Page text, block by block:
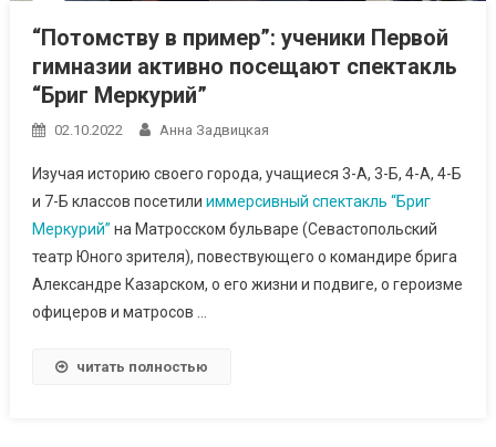
“Потомству в пример”: ученики Первой
гимназии активно посещают спектакль
“Бриг Меркурий”
02.10.2022 Анна Задвицкая
Изучая историю своего города, учащиеся 3-А, 3-Б, 4-А, 4-Б
и 7-Б классов посетили иммерсивный спектакль “Бриг
Меркурий” на Матросском бульваре (Севастопольский
театр Юного зрителя), повествующего о командире брига
Александре Казарском, о его жизни и подвиге, о героизме
офицеров и матросов …
читать полностью